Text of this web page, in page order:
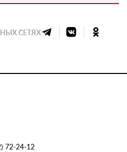
СЕТЯХ
72-24-12